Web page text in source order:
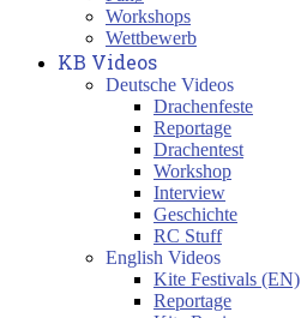
Workshops
Wettbewerb
KB Videos
Deutsche Videos
Drachenfeste
Reportage
Drachentest
Workshop
Interview
Geschichte
RC Stuff
English Videos
Kite Festivals (EN)
Reportage